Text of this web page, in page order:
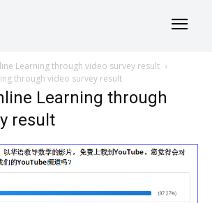
Learning through video survey result
through video survey result
Learning through
result